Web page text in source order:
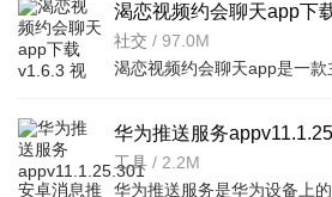
渴恋视频约会聊天app下
聊天交友软件
社交 / 97.0M
华为推送服务
息推送工具
工具 / 2.2M